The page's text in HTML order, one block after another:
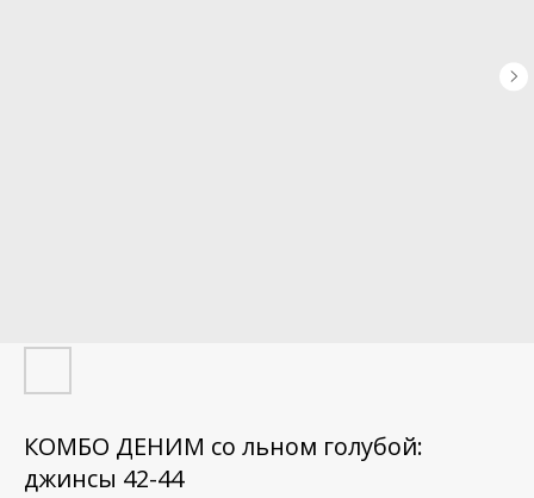
КОМБО ДЕНИМ со льном голубой:
джинсы 42-44